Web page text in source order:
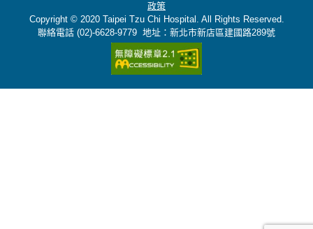
政策
Copyright © 2020 Taipei Tzu Chi Hospital. All Rights Reserved.
聯絡電話 (02)-6628-9779 地址：新北市新店區建國路289號